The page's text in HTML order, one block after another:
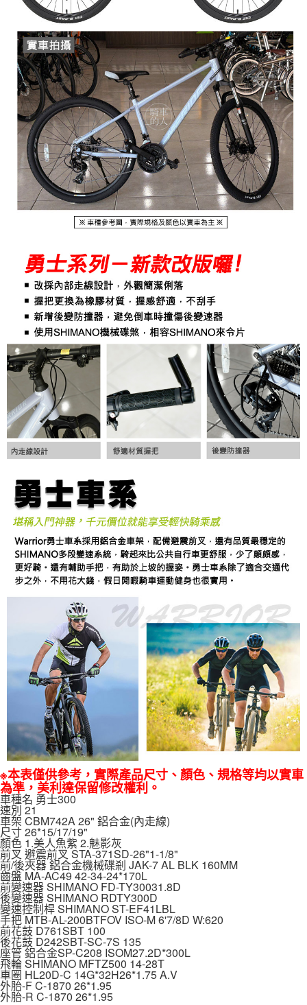
※本表僅供參考，實際產品尺寸、顏色、規格等均以實車
為準，美利達保留修改權利。
車種名 勇士300
速別 21
車架 CBM742A 26" 鋁合金(內走線)
尺寸 26*15/17/19"
顏色 1.美人魚紫 2.魅影灰
前叉 避震前叉 STA-371SD-26"1-1/8"
前/後夾器 鋁合金機械碟剎 JAK-7 AL BLK 160MM
齒盤 MA-AC49 42-34-24*170L
前變速器 SHIMANO FD-TY30031.8D
後變速器 SHIMANO RDTY300D
變速控制桿 SHIMANO ST-EF41LBL
手把 MTB-AL-200BTFOV ISO-M 6'7/8D W:620
前花鼓 D761SBT 100
後花鼓 D242SBT-SC-7S 135
座管 鋁合金SP-C208 ISOM27.2D*300L
飛輪 SHIMANO MFTZ500 14-28T
車圈 HL20D-C 14G*32H26*1.75 A.V
外胎-F C-1870 26*1.95
外胎-R C-1870 26*1.95